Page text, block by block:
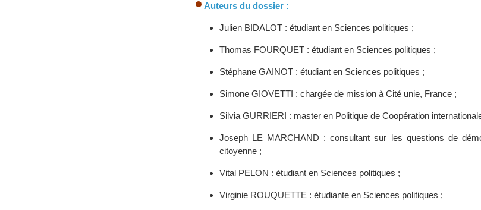
Auteurs du dossier :
Julien BIDALOT : étudiant en Sciences politiques ;
Thomas FOURQUET : étudiant en Sciences politiques ;
Stéphane GAINOT : étudiant en Sciences politiques ;
Simone GIOVETTI : chargée de mission à Cité unie, France ;
Silvia GURRIERI : master en Politique de Coopération
Joseph LE MARCHAND : consultant sur les questions de
citoyenne ;
Vital PELON : étudiant en Sciences politiques ;
Virginie ROUQUETTE : étudiante en Sciences politiques ;